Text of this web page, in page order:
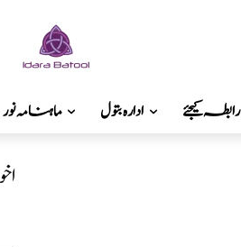
ماہنامہ نور ادارہ بتول رابطہ کیجئے